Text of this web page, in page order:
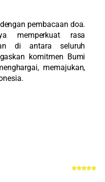
pembacaan doa.
memperkuat rasa
di antara seluruh
komitmen Bumi
memajukan,
